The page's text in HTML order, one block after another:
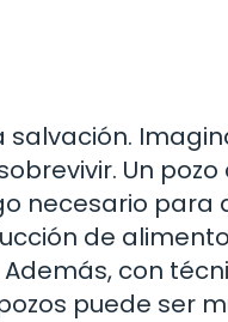
salvación.
Un
necesario para
de
con
puede ser